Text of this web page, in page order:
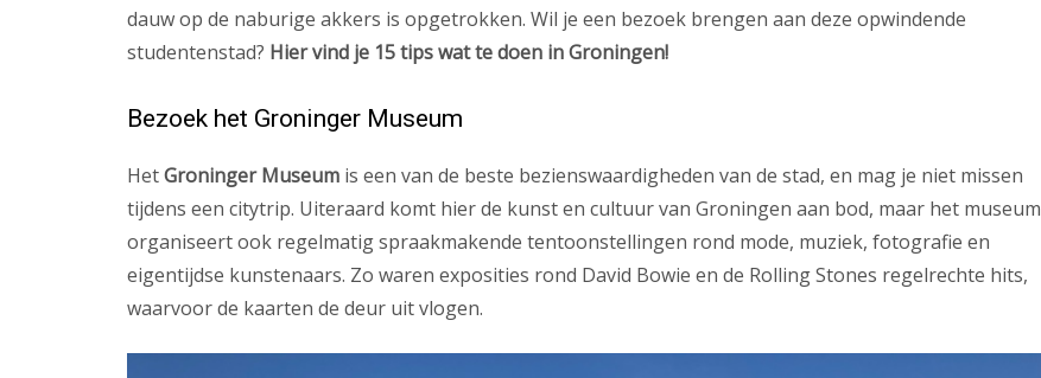
dauw op de naburige akkers is opgetrokken. Wil je een bezoek brengen aan deze opwindende
studentenstad? Hier vind je 15 tips wat te doen in Groningen!
Bezoek het Groninger Museum
HetGroninger Museum is een van de beste bezienswaardigheden van de stad, en mag je niet missen
tijdens een citytrip. Uiteraard komt hier de kunst en cultuur van Groningen aan bod, maar het museum
organiseert ook regelmatig spraakmakende tentoonstellingen rond mode, muziek, fotografie en
eigentijdse kunstenaars. Zo waren exposities rond David Bowie en de Rolling Stones regelrechte hits,
waarvoor de kaarten de deur uit vlogen.